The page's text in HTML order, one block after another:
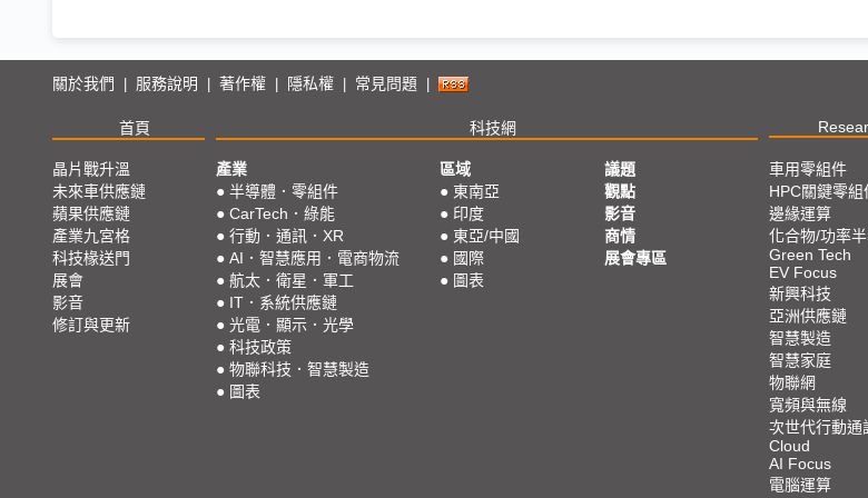
關於我們 服務說明 著作權 隱私權 常見問題
首頁 科技網
晶片戰升溫
未來車供應鏈
蘋果供應鏈
產業九宮格
科技椽送門
展會
影音
修訂與更新
產業
● 半導體．零組件
● CarTech．綠能
● 行動．通訊．XR
● AI．智慧應用．電商物流
● 航太．衛星．軍工
● IT．系統供應鏈
● 光電．顯示．光學
● 科技政策
● 物聯科技．智慧製造
● 圖表
區域
● 東南亞
● 印度
● 東亞/中國
● 國際
● 圖表
議題
觀點
影音
商情
展會專區
車用零組件
HPC關鍵零組
邊緣運算
化合物/功率
Green Tech
EV Focus
新興科技
亞洲供應鏈
智慧製造
智慧家庭
物聯網
寬頻與無線
次世代行動通
Cloud
AI Focus
電腦運算